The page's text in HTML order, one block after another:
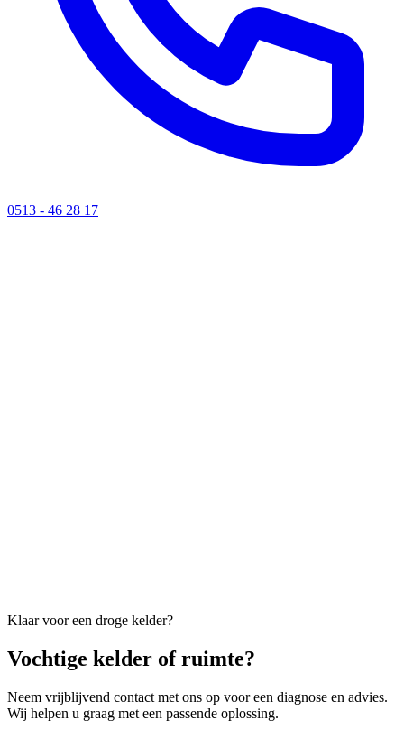
0513 - 46 28 17
Klaar voor een droge kelder?
Vochtige kelder of ruimte?
Neem vrijblijvend contact met ons op voor een diagnose en advies.
Wij helpen u graag met een passende oplossing.